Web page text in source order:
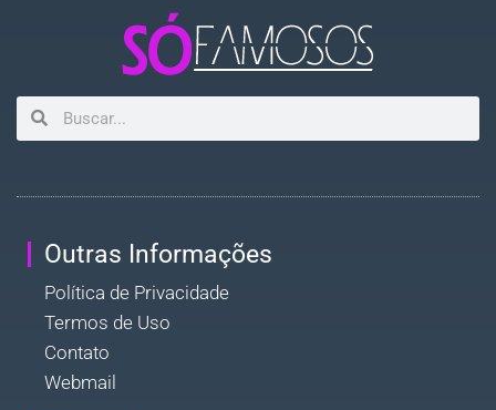
Outras Informações
Política de Privacidade
Termos de Uso
Contato
Webmail